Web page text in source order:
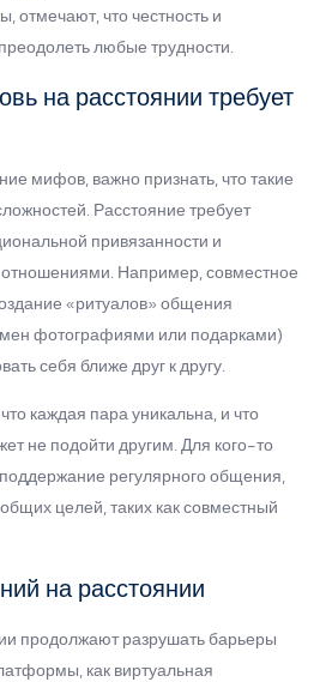
отмечают, что честность и
любые трудности.
на расстоянии требует
мифов, важно признать, что такие
Расстояние требует
привязанности и
Например, совместное
«ритуалов» общения
фотографиями или подарками)
себя ближе друг к другу.
каждая пара уникальна, и что
не подойти другим. Для кого-то
регулярного общения,
целей, таких как совместный
на расстоянии
продолжают разрушать барьеры
как виртуальная